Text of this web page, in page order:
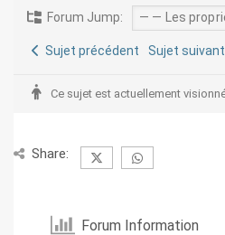
Forum Jump:
Sujet précédent Sujet suivant
Share:
Forum Information